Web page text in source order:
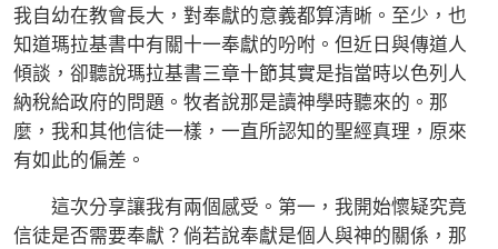
我自幼在教會長大，對奉獻的意義都算清晰。至少，也
知道瑪拉基書中有關十一奉獻的吩咐。但近日與傳道人
傾談，卻聽說瑪拉基書三章十節其實是指當時以色列人
納稅給政府的問題。牧者說那是讀神學時聽來的。那
麼，我和其他信徒一樣，一直所認知的聖經真理，原來
有如此的偏差。
這次分享讓我有兩個感受。第一，我開始懷疑究竟
信徒是否需要奉獻？倘若說奉獻是個人與神的關係，那